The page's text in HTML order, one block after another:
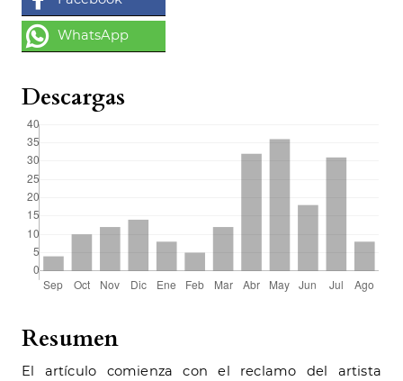
Resumen
El artículo comienza con el reclamo del artista
Descargas